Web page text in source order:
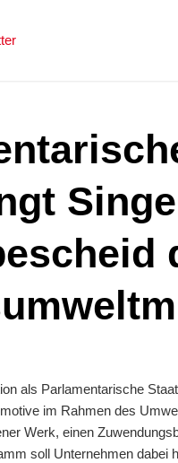
als Parlamentarische
im Rahmen des
Werk, einen
soll Unternehmen dabei